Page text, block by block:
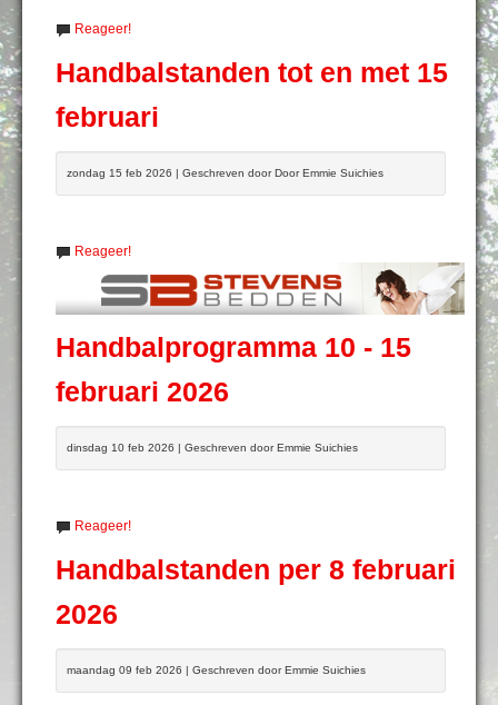
Reageer!
Handbalstanden tot en met 15
februari
zondag 15 feb 2026 | Geschreven door Door Emmie Suichies
Reageer!
Handbalprogramma 10 - 15
februari 2026
dinsdag 10 feb 2026 | Geschreven door Emmie Suichies
Reageer!
Handbalstanden per 8 februari
2026
maandag 09 feb 2026 | Geschreven door Emmie Suichies